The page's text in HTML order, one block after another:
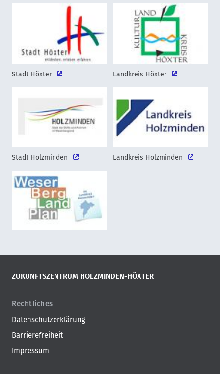
Stadt Höxter Landkreis Höxter
Stadt Holzminden Landkreis Holzminden
ZUKUNFTSZENTRUM HOLZMINDEN-HÖXTER
Rechtliches
Datenschutzerklärung
Barrierefreiheit
Impressum